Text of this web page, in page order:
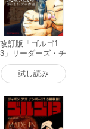
改訂版「ゴルゴ1
3」リーダーズ・チ
ョイス 電子書籍版
試し読み